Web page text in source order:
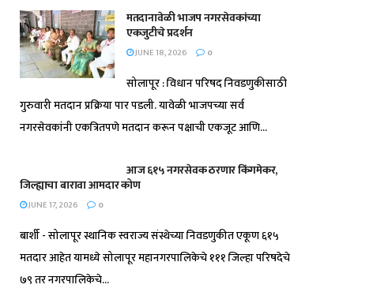
मतदानावेळी भाजप नगरसेवकांच्या
एकजुटीचे प्रदर्शन
JUNE 18, 2026 0
सोलापूर : विधान परिषद निवडणुकीसाठी
गुरुवारी मतदान प्रक्रिया पार पडली. यावेळी भाजपच्या सर्व
नगरसेवकांनी एकत्रितपणे मतदान करून पक्षाची एकजूट आणि...
आज ६१५ नगरसेवक ठरणार किंगमेकर,
जिल्ह्याचा बारावा आमदार कोण
JUNE 17, 2026 0
बार्शी - सोलापूर स्थानिक स्वराज्य संस्थेच्या निवडणुकीत एकूण ६१५
मतदार आहेत यामध्ये सोलापूर महानगरपालिकेचे १११ जिल्हा परिषदेचे
७९ तर नगरपालिकेचे...